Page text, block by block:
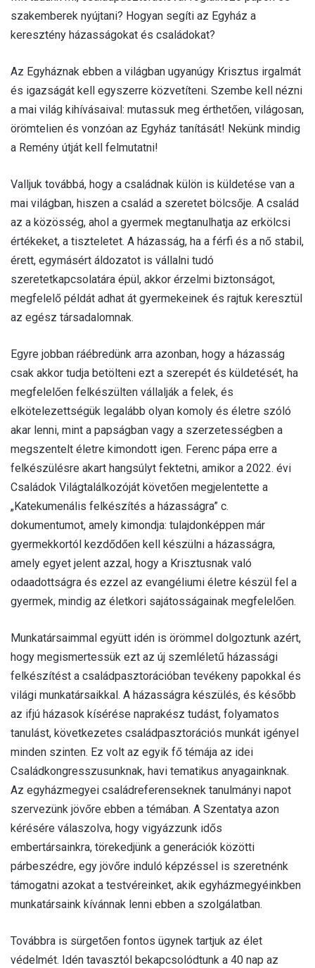
szakemberek nyújtani? Hogyan segíti az Egyház a
keresztény házasságokat és családokat?
Az Egyháznak ebben a világban ugyanúgy Krisztus irgalmát
és igazságát kell egyszerre közvetíteni. Szembe kell nézni
a mai világ kihívásaival: mutassuk meg érthetően, világosan,
örömtelien és vonzóan az Egyház tanítását! Nekünk mindig
a Remény útját kell felmutatni!
Valljuk továbbá, hogy a családnak külön is küldetése van a
mai világban, hiszen a család a szeretet bölcsője. A család
az a közösség, ahol a gyermek megtanulhatja az erkölcsi
értékeket, a tiszteletet. A házasság, ha a férfi és a nő stabil,
érett, egymásért áldozatot is vállalni tudó
szeretetkapcsolatára épül, akkor érzelmi biztonságot,
megfelelő példát adhat át gyermekeinek és rajtuk keresztül
az egész társadalomnak.
Egyre jobban ráébredünk arra azonban, hogy a házasság
csak akkor tudja betölteni ezt a szerepét és küldetését, ha
megfelelően felkészülten vállalják a felek, és
elkötelezettségük legalább olyan komoly és életre szóló
akar lenni, mint a papságban vagy a szerzetességben a
megszentelt életre kimondott igen. Ferenc pápa erre a
felkészülésre akart hangsúlyt fektetni, amikor a 2022. évi
Családok Világtalálkozóját követően megjelentette a
„Katekumenális felkészítés a házasságra” c.
dokumentumot, amely kimondja: tulajdonképpen már
gyermekkortól kezdődően kell készülni a házasságra,
amely egyet jelent azzal, hogy a Krisztusnak való
odaadottságra és ezzel az evangéliumi életre készül fel a
gyermek, mindig az életkori sajátosságainak megfelelően.
Munkatársaimmal együtt idén is örömmel dolgoztunk azért,
hogy megismertessük ezt az új szemléletű házassági
felkészítést a családpasztorációban tevékeny papokkal és
világi munkatársaikkal. A házasságra készülés, és később
az ifjú házasok kísérése naprakész tudást, folyamatos
tanulást, következetes családpasztorációs munkát igényel
minden szinten. Ez volt az egyik fő témája az idei
Családkongresszusunknak, havi tematikus anyagainknak.
Az egyházmegyei családreferenseknek tanulmányi napot
szervezünk jövőre ebben a témában. A Szentatya azon
kérésére válaszolva, hogy vigyázzunk idős
embertársainkra, törekedjünk a generációk közötti
párbeszédre, egy jövőre induló képzéssel is szeretnénk
támogatni azokat a testvéreinket, akik egyházmegyéinkben
munkatársaink kívánnak lenni ebben a szolgálatban.
Továbbra is sürgetően fontos ügynek tartjuk az élet
védelmét. Idén tavasztól bekapcsolódtunk a 40 nap az